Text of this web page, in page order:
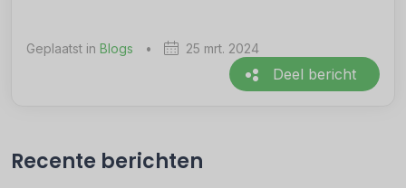
Geplaatst in Blogs • 25 mrt. 2024
Deel bericht
Recente berichten